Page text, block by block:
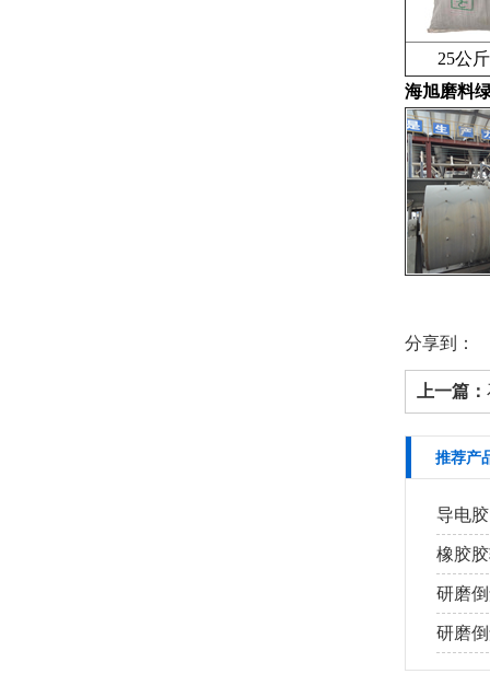
25公斤
海旭磨料
分享到：
上一篇：
推荐产
导电
橡胶
研磨
研磨